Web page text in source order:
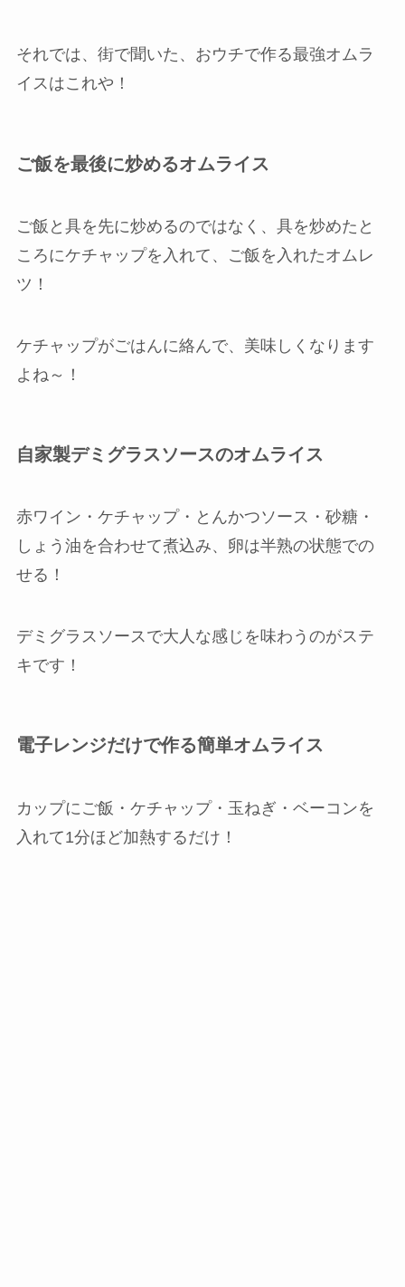
それでは、街で聞いた、おウチで作る最強オムラ
イスはこれや！
ご飯を最後に炒めるオムライス
ご飯と具を先に炒めるのではなく、具を炒めたと
ころにケチャップを入れて、ご飯を入れたオムレ
ツ！
ケチャップがごはんに絡んで、美味しくなります
よね～！
自家製デミグラスソースのオムライス
赤ワイン・ケチャップ・とんかつソース・砂糖・
しょう油を合わせて煮込み、卵は半熟の状態での
せる！
デミグラスソースで大人な感じを味わうのがステ
キです！
電子レンジだけで作る簡単オムライス
カップにご飯・ケチャップ・玉ねぎ・ベーコンを
入れて1分ほど加熱するだけ！